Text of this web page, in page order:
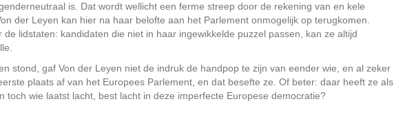
is. Dat wordt wellicht een ferme streep door de rekening van en kele
der Leyen kan hier na haar belofte aan het Parlement onmogelijk op terugkomen.
lidstaten: kandidaten die niet in haar ingewikkelde puzzel passen, kan ze altijd
stond, gaf Von der Leyen niet de indruk de handpop te zijn van eender wie, en al zeker
plaats af van het Europees Parlement, en dat besefte ze. Of beter: daar heeft ze als
toch wie laatst lacht, best lacht in deze imperfecte Europese democratie?